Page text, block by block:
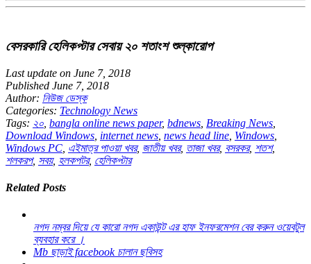
বেসরকারি হেলিকপ্টার সেবায় ২০ শতাংশ শুল্কারোপ
Last update on June 7, 2018
Published June 7, 2018
Author: নিউজ ডেস্ক
Categories: Technology News
Tags: ২০ bangla online news paper, bdnews Breaking News
Download Windows internet news news head line Windows
Windows PC এইমাত্র পাওয়া খবর, জাতীয় খবর, তাজা খবর, বসরকর, শতশ,
শলকরপ, সবয়, হলকপটর, হেলিকপ্টার
Related Posts
নগদ নম্বর দিয়ে যে কারো নগদ একাউন্ট এর হাফ ইনফরমেশন বের করুন ওয়েবটুল
ব্যবহার করে ।
Mb ছাড়াই facebook চালান ছবিসহ